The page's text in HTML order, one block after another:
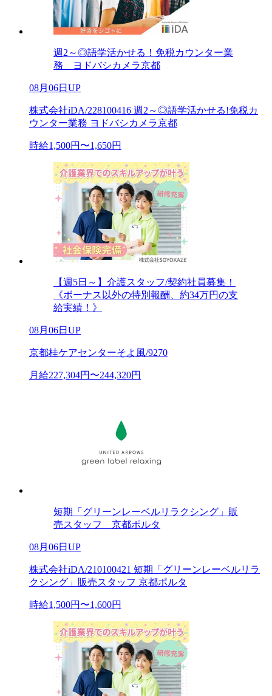
週2～◎語学活かせる！免税カウンター業
務 ヨドバシカメラ京都
08月06日UP
株式会社iDA/228100416 週2～◎語学活かせる!免税カ
ウンター業務 ヨドバシカメラ京都
時給1,500円〜1,650円
【週5日～】介護スタッフ/契約社員募集！
《ボーナス以外の特別報酬、約34万円の支
給実績！》
08月06日UP
京都桂ケアセンターそよ風/9270
月給227,304円〜244,320円
短期「グリーンレーベルリラクシング」販
売スタッフ 京都ポルタ
08月06日UP
株式会社iDA/210100421 短期「グリーンレーベルリラ
クシング」販売スタッフ 京都ポルタ
時給1,500円〜1,600円